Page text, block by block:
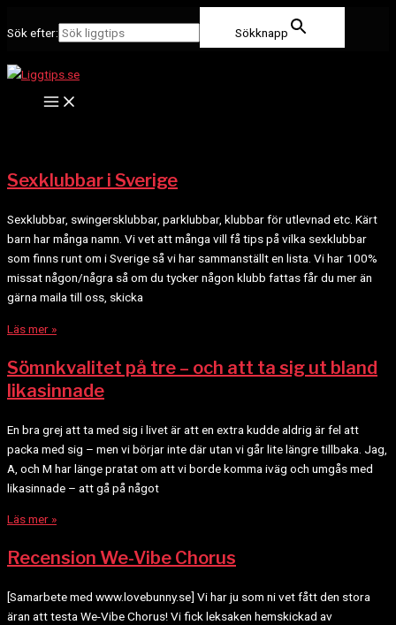
till
Sök efter: Sökknapp
Sexklubbar i Sverige
Sexklubbar, swingersklubbar, parklubbar, klubbar för utlevnad etc. Kärt
barn har många namn. Vi vet att många vill få tips på vilka sexklubbar
som finns runt om i Sverige så vi har sammanställt en lista. Vi har 100%
missat någon/några så om du tycker någon klubb fattas får du mer än
gärna maila till oss, skicka
Läs mer »
Sömnkvalitet på tre – och att ta sig ut bland
likasinnade
En bra grej att ta med sig i livet är att en extra kudde aldrig är fel att
packa med sig – men vi börjar inte där utan vi går lite längre tillbaka. Jag,
A, och M har länge pratat om att vi borde komma iväg och umgås med
likasinnade – att gå på något
Läs mer »
Recension We-Vibe Chorus
[Samarbete med www.lovebunny.se] Vi har ju som ni vet fått den stora
äran att testa We-Vibe Chorus! Vi fick leksaken hemskickad av